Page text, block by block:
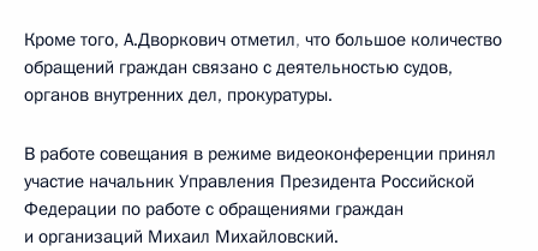
Кроме того, А.Дворкович отметил, что большое количество
обращений граждан связано с деятельностью судов,
органов внутренних дел, прокуратуры.
В работе совещания в режиме видеоконференции принял
участие начальник Управления Президента Российской
Федерации по работе с обращениями граждан
и организаций Михаил Михайловский.